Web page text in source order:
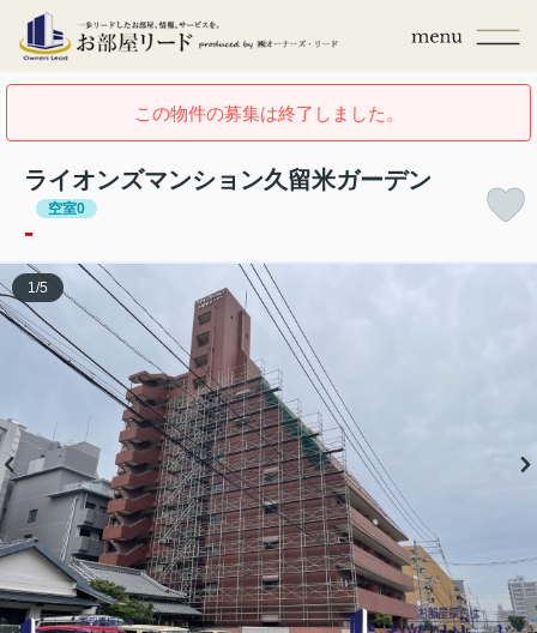
この物件の募集は終了しました。
ライオンズマンション久留米ガーデン
空室0
-
1 /5